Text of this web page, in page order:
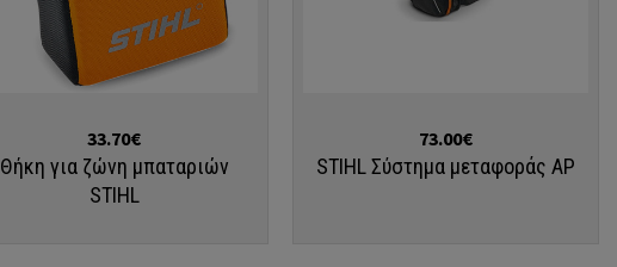
33.70€
Θήκη για ζώνη μπαταριών
STIHL
73.00€
STIHL Σύστημα μεταφοράς AP